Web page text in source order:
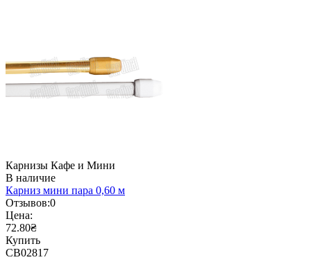
Карнизы Кафе и Мини
В наличие
Карниз мини пара 0,60 м
Отзывов:0
Цена:
72.80₴
Купить
CB02817